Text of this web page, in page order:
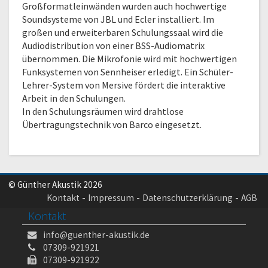
Großformatleinwänden wurden auch hochwertige
Soundsysteme von JBL und Ecler installiert. Im
großen und erweiterbaren Schulungssaal wird die
Audiodistribution von einer BSS-Audiomatrix
übernommen. Die Mikrofonie wird mit hochwertigen
Funksystemen von Sennheiser erledigt. Ein Schüler-
Lehrer-System von Mersive fördert die interaktive
Arbeit in den Schulungen.
In den Schulungsräumen wird drahtlose
Übertragungstechnik von Barco eingesetzt.
© Günther Akustik 2026
AGB
Datenschutzerklärung
Impressum
Kontakt
Kontakt
info@guenther-akustik.de
07309-921921
07309-921922